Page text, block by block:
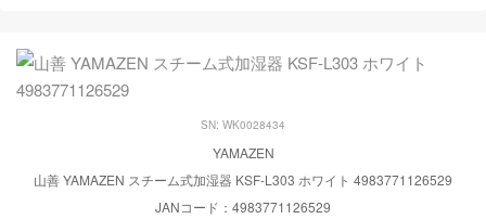
SN: WK0028434
YAMAZEN
山善 YAMAZEN スチーム式加湿器 KSF-L303 ホワイト 4983771126529
JANコード：4983771126529